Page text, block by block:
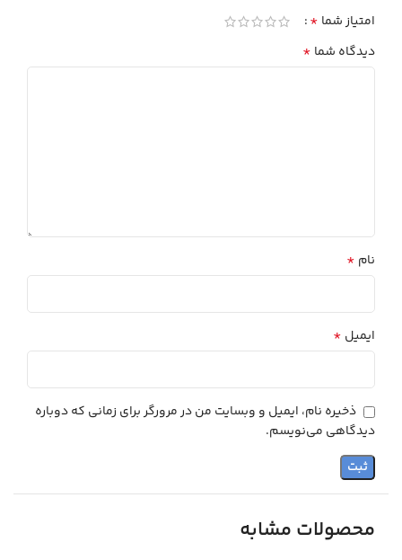
امتیاز شما *
دیدگاه شما *
نام *
ایمیل *
ذخیره نام، ایمیل و وبسایت من در مرورگر برای زمانی که دوباره
دیدگاهی می‌نویسم.
محصولات مشابه